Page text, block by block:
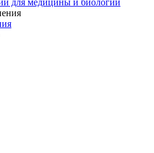
для медицины и биологии